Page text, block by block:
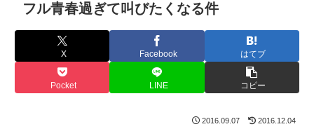
フル青春過ぎて叫びたくなる件
X Facebook はてブ
Pocket LINE コピー
2016.09.07 2016.12.04